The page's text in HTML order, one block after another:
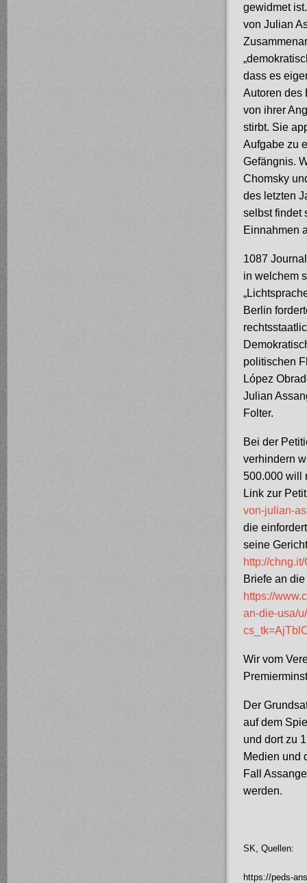
gewidmet
von Julian
dass es
Autoren des
von ihrer
stirbt. Sie
Aufgabe zu
Gefängnis.
Chomsky
des letzten
selbst findet
Einnahmen
1087
in welchem
Berlin
politischen
López
Julian
Folter.
Bei der
verhindern
500.000 will
Link zur
von-julian-
die
seine
http://
Briefe an
https://
an-die-usa/
Wir vom
Der
auf dem
und dort zu
Medien und
Fall
werden.
SK, Quellen:
https://peds-